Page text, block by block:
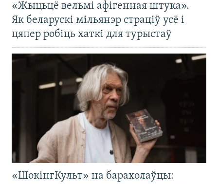
«Жыцьцё вельмі афігенная штука».
Як беларускі мільянэр страціў усё і
цяпер робіць хаткі для турыстаў
«ШокінгКульт» на барахолаўцы: